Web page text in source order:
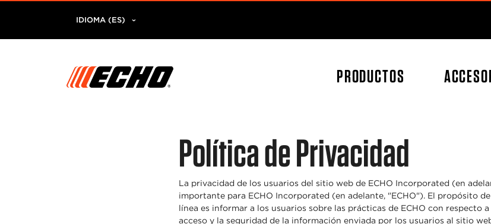
IDIOMA (ES)
PRODUCTOS
Política de Privacidad
La privacidad de los usuarios del sitio web de ECHO Incorporated (en
importante para ECHO Incorporated (en adelante, "ECHO"). El propósito
línea es informar a los usuarios sobre las prácticas de ECHO con respecto
acceso y la seguridad de la información enviada por los usuarios al sitio